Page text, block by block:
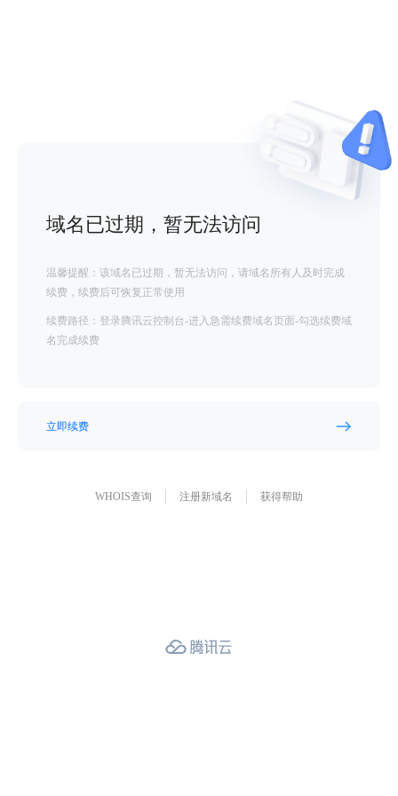
域名已过期，暂无法访问
温馨提醒：该域名已过期，暂无法访问，请域名所有人及时完成
续费，续费后可恢复正常使用
续费路径：登录腾讯云控制台-进入急需续费域名页面-勾选续费域
名完成续费
立即续费
WHOIS查询 注册新域名 获得帮助